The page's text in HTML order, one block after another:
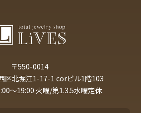
〒550-0014
区北堀江1-17-1 corビル1階103
～19:00 火曜/第1.3.5水曜定休